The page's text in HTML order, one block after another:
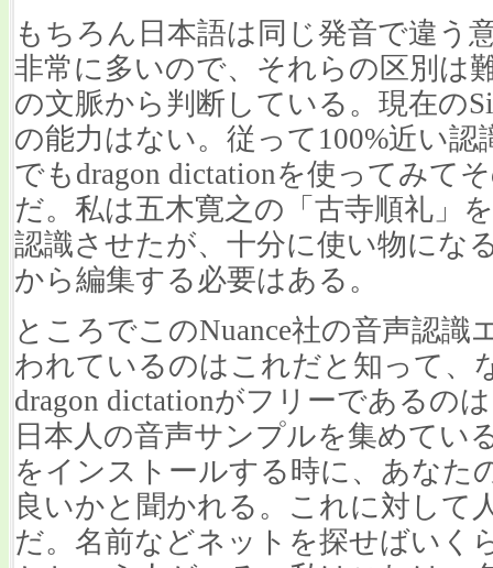
もちろん日本語は同じ発音で違う
非常に多いので、それらの区別は
の文脈から判断している。現在の
の能力はない。従って100%近い
でもdragon dictationを使ってみて
だ。私は五木寛之の「古寺順礼」
認識させたが、十分に使い物にな
から編集する必要はある。
ところでこのNuance社の音声認
われているのはこれだと知って、
dragon dictationがフリーであるの
日本人の音声サンプルを集めてい
をインストールする時に、あなた
良いかと聞かれる。これに対して
だ。名前などネットを探せばいく